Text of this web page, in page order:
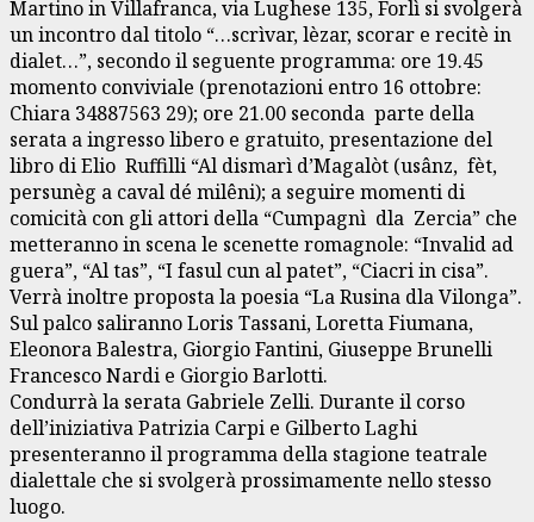
Martino in Villafranca, via Lughese 135, Forlì si svolgerà
un incontro dal titolo “…scrìvar, lèzar, scorar e recitè in
dialet…”, secondo il seguente programma: ore 19.45
momento conviviale (prenotazioni entro 16 ottobre:
Chiara 34887563 29); ore 21.00 seconda parte della
serata a ingresso libero e gratuito, presentazione del
libro di Elio Ruffilli “Al dismarì d’Magalòt (usânz, fèt,
persunèg a caval dé milêni); a seguire momenti di
comicità con gli attori della “Cumpagnì dla Zercia” che
metteranno in scena le scenette romagnole: “Invalid ad
guera”, “Al tas”, “I fasul cun al patet”, “Ciacri in cisa”.
Verrà inoltre proposta la poesia “La Rusina dla Vilonga”.
Sul palco saliranno Loris Tassani, Loretta Fiumana,
Eleonora Balestra, Giorgio Fantini, Giuseppe Brunelli
Francesco Nardi e Giorgio Barlotti.
Condurrà la serata Gabriele Zelli. Durante il corso
dell’iniziativa Patrizia Carpi e Gilberto Laghi
presenteranno il programma della stagione teatrale
dialettale che si svolgerà prossimamente nello stesso
luogo.